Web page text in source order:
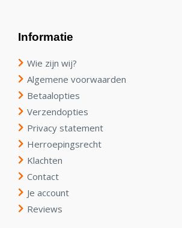
Informatie
Wie zijn wij?
Algemene voorwaarden
Betaalopties
Verzendopties
Privacy statement
Herroepingsrecht
Klachten
Contact
Je account
Reviews